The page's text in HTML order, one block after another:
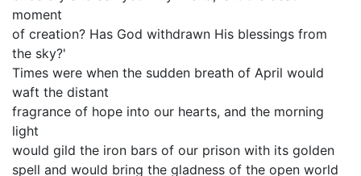
moment
of creation? Has God withdrawn His blessings from
the sky?'
Times were when the sudden breath of April would
waft the distant
fragrance of hope into our hearts, and the morning
light
would gild the iron bars of our prison with its golden
spell and would bring the gladness of the open world